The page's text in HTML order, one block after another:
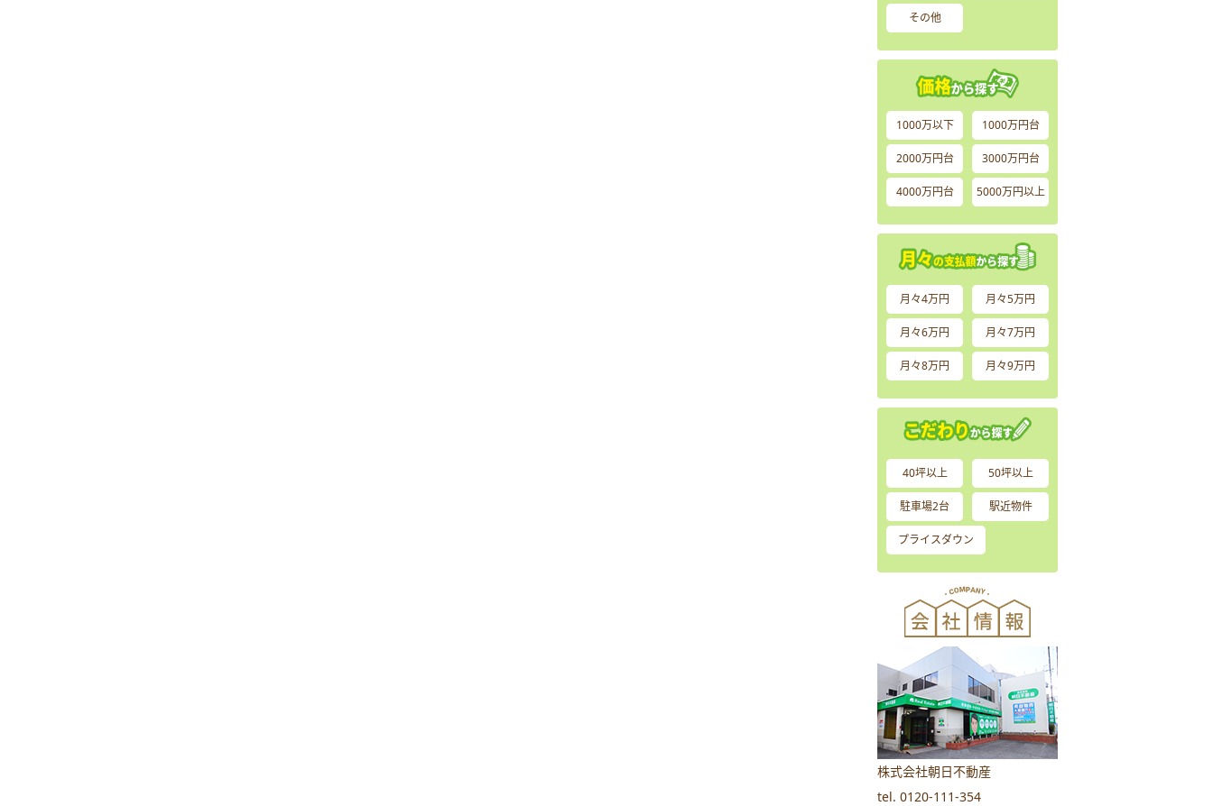
その他
1000万以下 1000万円台
2000万円台 3000万円台
4000万円台 5000万円以上
月々4万円 月々5万円
月々6万円 月々7万円
月々8万円 月々9万円
40坪以上 50坪以上
駐車場2台 駅近物件
プライスダウン
株式会社朝日不動産
tel. 0120-111-354